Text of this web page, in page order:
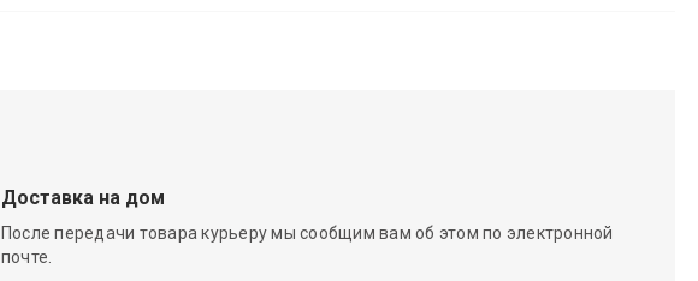
Доставка на дом
После передачи товара курьеру мы сообщим вам об этом по электронной
почте.